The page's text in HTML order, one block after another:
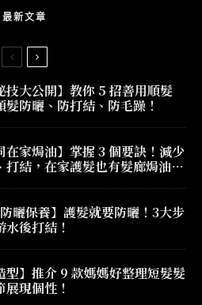
最新文章
技大公開】教你 5 招善用順髮
防曬、防打結、防毛躁！
在家焗油】掌握 3 個要訣！減少
打結，在家護髮也有髮廊焗油效
曬保養】護髮就要防曬！3大步
後打結！
型】推介 9 款媽媽好整理短髮髮
現個性！